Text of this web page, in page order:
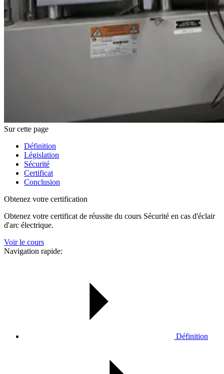
Sur cette page
Définition
Législation
Sécurité
Certificat
Conclusion
Obtenez votre certification
Obtenez votre certificat de réussite du cours Sécurité en cas d'éclair
d'arc électrique.
Voir le cours
Navigation rapide:
Définition